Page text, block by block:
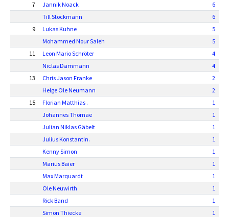
7
Jannik Noack
6
Till Stockmann
6
9
Lukas Kuhne
5
Mohammed Nour Saleh
5
11
Leon Mario Schröter
4
Niclas Dammann
4
13
Chris Jason Franke
2
Helge Ole Neumann
2
15
Florian Matthias .
1
Johannes Thomae
1
Julian Niklas Gäbelt
1
Julius Konstantin.
1
Kenny Simon
1
Marius Baier
1
Max Marquardt
1
Ole Neuwirth
1
Rick Band
1
Simon Thiecke
1